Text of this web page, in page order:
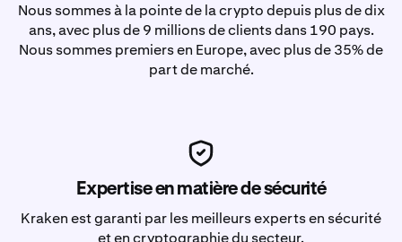
Nous sommes à la pointe de la crypto depuis plus de dix
ans, avec plus de 9 millions de clients dans 190 pays.
Nous sommes premiers en Europe, avec plus de 35% de
part de marché.
Expertise en matière de sécurité
Kraken est garanti par les meilleurs experts en sécurité
et en cryptographie du secteur.